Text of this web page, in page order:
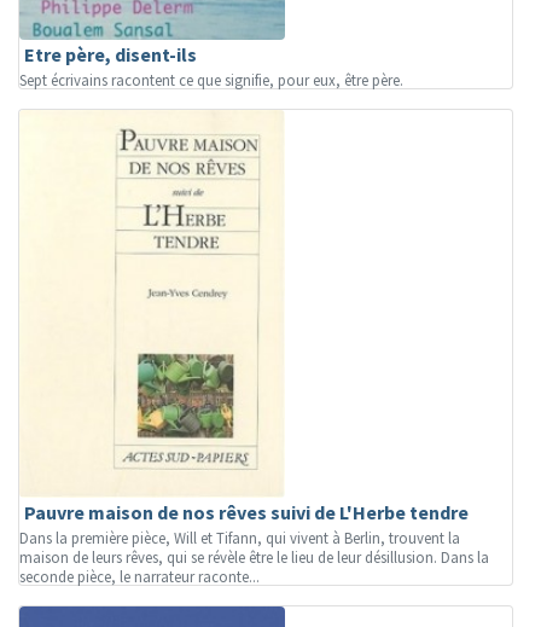
Etre père, disent-ils
Sept écrivains racontent ce que signifie, pour eux, être père.
Pauvre maison de nos rêves suivi de L'Herbe tendre
Dans la première pièce, Will et Tifann, qui vivent à Berlin, trouvent la
maison de leurs rêves, qui se révèle être le lieu de leur désillusion. Dans la
seconde pièce, le narrateur raconte...